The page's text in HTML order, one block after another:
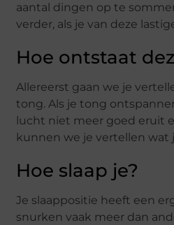
aantal dingen op te
verder, als je van deze
Hoe ontstaat
Allereerst gaan we je
tong. Als je tong
lucht niet meer goed eruit
kunnen we je vertellen wat
Hoe slaap je?
Je slaappositie heeft een
snurken vaak meer dan